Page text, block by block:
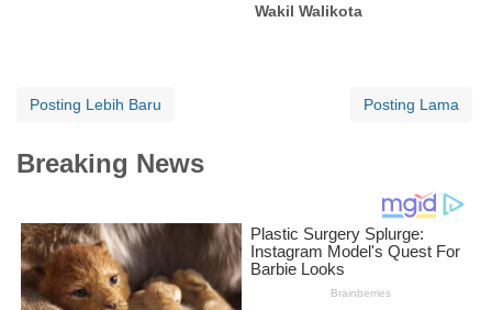
Wakil Walikota
Posting Lebih Baru Posting Lama
Breaking News